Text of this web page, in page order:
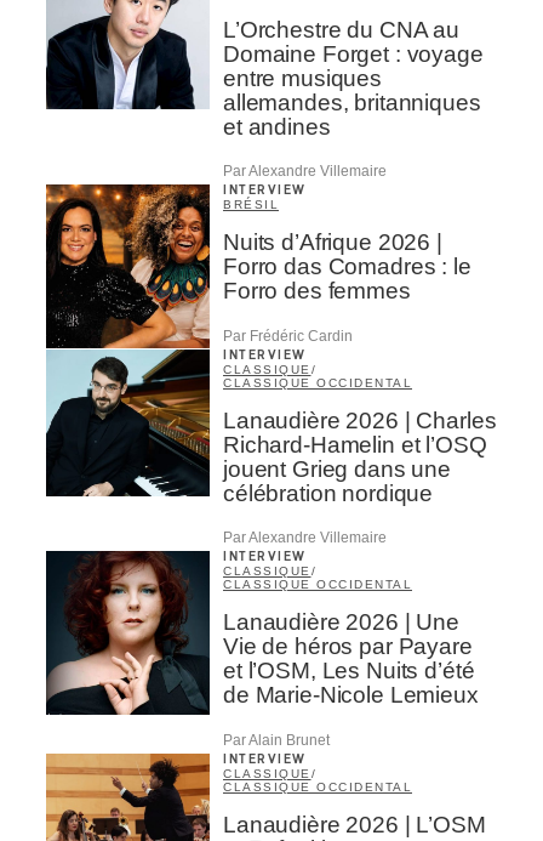
L’Orchestre du CNA au
Domaine Forget : voyage
entre musiques
allemandes, britanniques
et andines
Par Alexandre Villemaire
INTERVIEW
BRÉSIL
Nuits d’Afrique 2026 |
Forro das Comadres : le
Forro des femmes
Par Frédéric Cardin
INTERVIEW
CLASSIQUE /
CLASSIQUE OCCIDENTAL
Lanaudière 2026 | Charles
Richard-Hamelin et l’OSQ
jouent Grieg dans une
célébration nordique
Par Alexandre Villemaire
INTERVIEW
CLASSIQUE /
CLASSIQUE OCCIDENTAL
Lanaudière 2026 | Une
Vie de héros par Payare
et l’OSM, Les Nuits d’été
de Marie-Nicole Lemieux
Par Alain Brunet
INTERVIEW
CLASSIQUE /
CLASSIQUE OCCIDENTAL
Lanaudière 2026 | L’OSM